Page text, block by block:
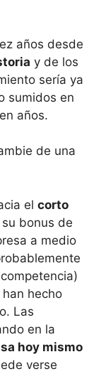
años desde
y de los
sería ya
sumidos en
años.
de una
el corto
bonus de
a medio
hecho
Las
en la
hoy mismo
verse